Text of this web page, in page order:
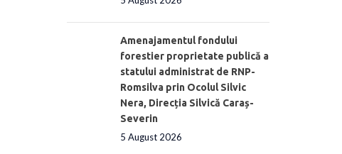
Amenajamentul fondului
forestier proprietate publică a
statului administrat de RNP-
Romsilva prin Ocolul Silvic
Nera, Direcția Silvică Caraș-
Severin
5 August 2026